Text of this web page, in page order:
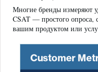
Многие бренды измеряют
CSAT — простого опроса,
вашим продуктом или